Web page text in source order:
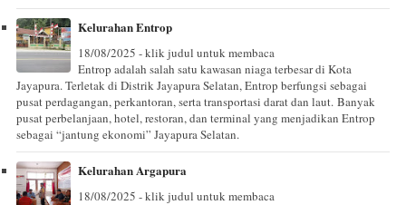
Kelurahan Entrop
18/08/2025 - klik judul untuk membaca
Entrop adalah salah satu kawasan niaga terbesar di Kota
Jayapura. Terletak di Distrik Jayapura Selatan, Entrop berfungsi sebagai
pusat perdagangan, perkantoran, serta transportasi darat dan laut. Banyak
pusat perbelanjaan, hotel, restoran, dan terminal yang menjadikan Entrop
sebagai “jantung ekonomi” Jayapura Selatan.
Kelurahan Argapura
18/08/2025 - klik judul untuk membaca